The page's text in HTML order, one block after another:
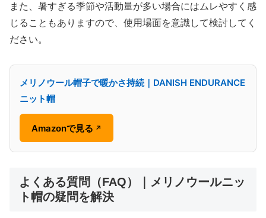
また、暑すぎる季節や活動量が多い場合にはムレやすく感
じることもありますので、使用場面を意識して検討してく
ださい。
メリノウール帽子で暖かさ持続｜DANISH ENDURANCE
ニット帽
Amazonで見る ↗
よくある質問（FAQ）｜メリノウールニッ
ト帽の疑問を解決